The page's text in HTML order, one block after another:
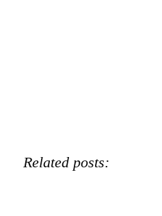
Related posts: